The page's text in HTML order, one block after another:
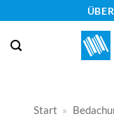
springen
Start »